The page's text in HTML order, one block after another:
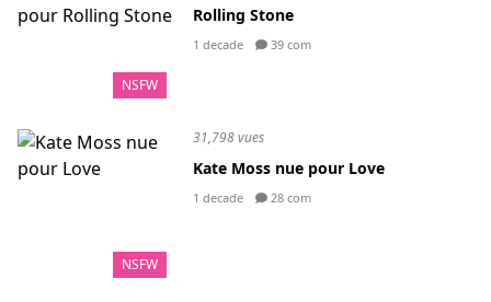
NSFW
Rolling Stone
1 decade 39 com
NSFW
31,798 vues
Kate Moss nue pour Love
1 decade 28 com